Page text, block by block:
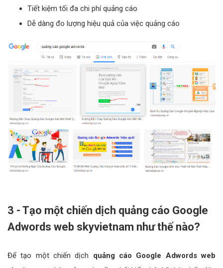
Tiết kiệm tối đa chi phí quảng cáo
Dễ dàng đo lượng hiệu quả của việc quảng cáo
3 - Tạo một chiến dịch quảng cáo Google
Adwords web skyvietnam như thế nào?
Để tạo một chiến dịch quảng cáo Google Adwords web